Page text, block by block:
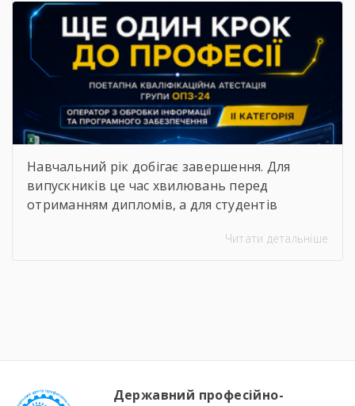
Навчальний рік добігає завершення. Для
випускників це час хвилювань перед
отриманням дипломів, а для студентів
та демонструвати результати своєї
студенти підтвердили свої знання та […]
Читати детальніше
Державний професійно-